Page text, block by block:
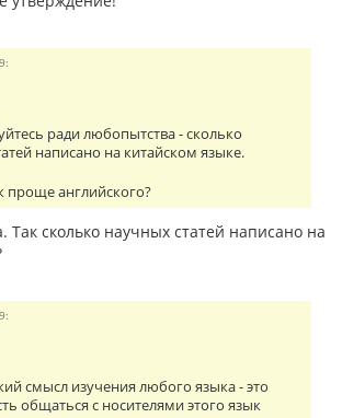
ради любопытства - сколько
написано на китайском языке.
проще английского?
Так сколько научных статей написано на
смысл изучения любого языка - это
общаться с носителями этого язык